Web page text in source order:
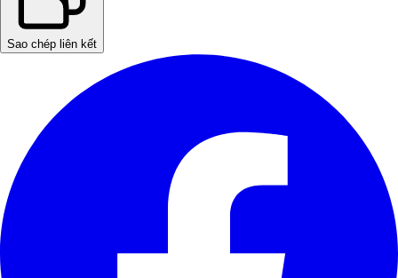
Sao chép liên kết